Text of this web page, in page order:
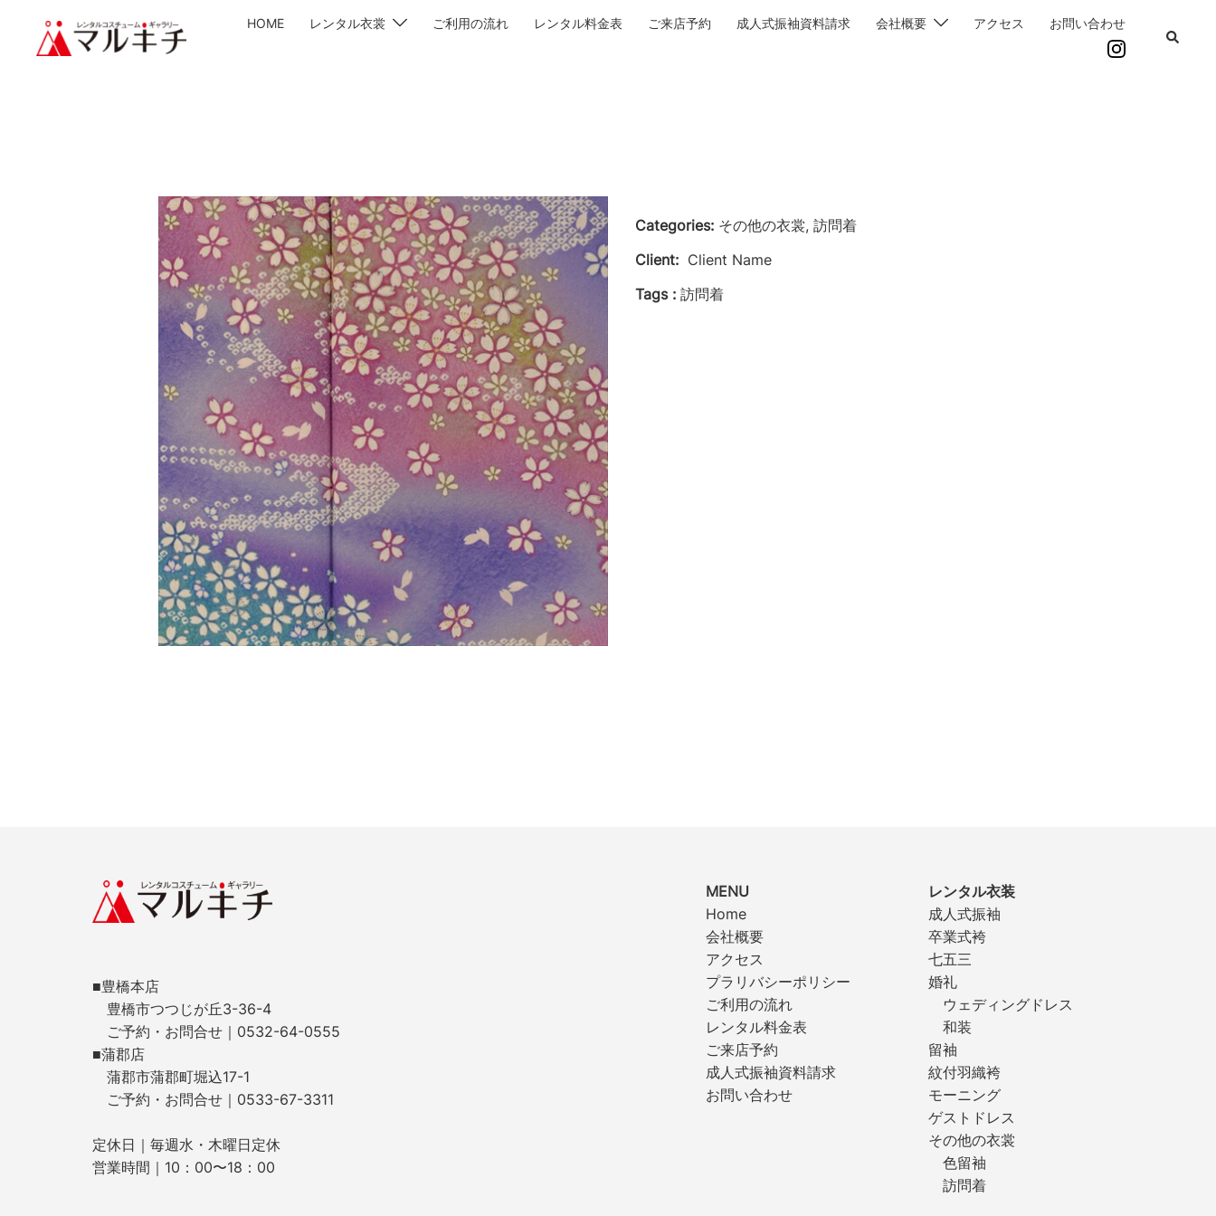
HOME レンタル衣裳 ご利用の流れ レンタル料金表 ご来店予約 成人式振袖資料請求 会社概要 アクセス お問い合わせ
Categories: その他の衣裳, 訪問着
Client: Client Name
Tags : 訪問着
■豊橋本店
豊橋市つつじが丘3-36-4
ご予約・お問合せ｜0532-64-0555
■蒲郡店
蒲郡市蒲郡町堀込17-1
ご予約・お問合せ｜0533-67-3311
定休日｜毎週水・木曜日定休
営業時間｜10：00〜18：00
MENU
Home
会社概要
アクセス
プラリバシーポリシー
ご利用の流れ
レンタル料金表
ご来店予約
成人式振袖資料請求
お問い合わせ
レンタル衣装
成人式振袖
卒業式袴
七五三
婚礼
ウェディングドレス
和装
留袖
紋付羽織袴
モーニング
ゲストドレス
その他の衣裳
色留袖
訪問着